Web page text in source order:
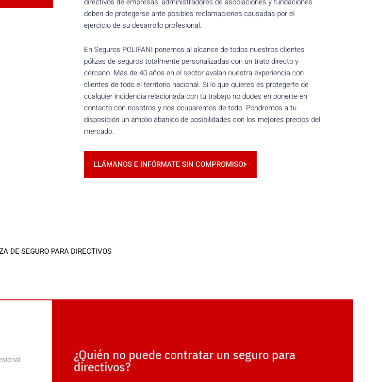
deben de protegerse ante posibles reclamaciones causadas por el
ejercicio de su desarrollo profesional.
En Seguros POLIFANI ponemos al alcance de todos nuestros clientes
pólizas de seguros totalmente personalizadas con un trato directo y
cercano. Más de 40 años en el sector avalan nuestra experiencia con
clientes de todo el territorio nacional. Si lo que quieres es protegerte de
cualquier incidencia relacionada con tu trabajo no dudes en ponerte en
contacto con nosotros y nos ocuparemos de todo. Pondremos a tu
disposición un amplio abanico de posibilidades con los mejores precios del
mercado.
LLÁMANOS E INFÓRMATE SIN COMPROMISO
DE SEGURO PARA DIRECTIVOS
¿Quién no puede contratar un seguro para
directivos?